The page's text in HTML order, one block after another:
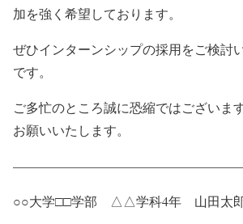
加を強く希望しております。
ぜひインターンシップの採用をご検討
です。
ご多忙のところ誠に恐縮ではございま
お願いいたします。
○○大学□□学部 △△学科4年 山田太